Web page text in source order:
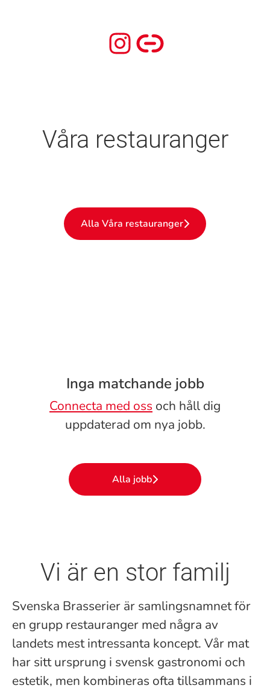
Våra restauranger
Alla Våra restauranger
Inga matchande jobb
Connecta med oss och håll dig
uppdaterad om nya jobb.
Alla jobb
Vi är en stor familj
Svenska Brasserier är samlingsnamnet för
en grupp restauranger med några av
landets mest intressanta koncept. Vår mat
har sitt ursprung i svensk gastronomi och
estetik, men kombineras ofta tillsammans i